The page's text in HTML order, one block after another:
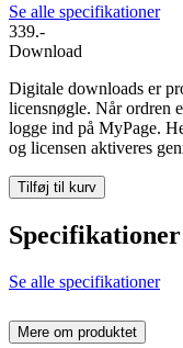
Se alle specifikationer
339.-
Download
Digitale downloads er
licensnøgle. Når ordren
logge ind på MyPage.
og licensen aktiveres
Tilføj til kurv
Specifikationer
Se alle specifikationer
Mere om produktet